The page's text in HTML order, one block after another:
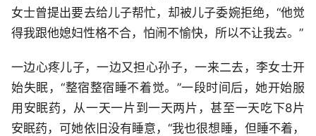
女士曾提出要去给儿子帮忙，却被儿子委婉拒绝，“他觉
得我跟他媳妇性格不合，怕闹不愉快，所以不让我去。”
一边心疼儿子，一边又担心孙子，一来二去，李女士开
始失眠，“整宿整宿睡不着觉。”一段时间后，她开始服
用安眠药，从一天一片到一天两片，甚至一天吃下8片
安眠药，可她依旧没有睡意，“我也很想睡，但睡不着，